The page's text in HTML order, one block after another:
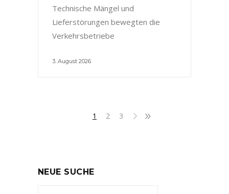
Technische Mängel und
Lieferstörungen bewegten die
Verkehrsbetriebe
3. August 2026
1 2 3
NEUE SUCHE